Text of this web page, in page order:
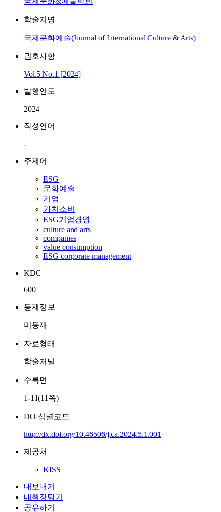
학술지명
국제문화예술(Journal of International Culture & Arts)
권호사항
Vol.5 No.1 [2024]
발행연도
2024
작성언어
-
주제어
ESG
문화예술
기업
가치소비
ESG기업경영
culture and arts
companies
value consumption
ESG corporate management
KDC
600
등재정보
미등재
자료형태
학술저널
수록면
1-11(11쪽)
DOI식별코드
http://dx.doi.org/10.46506/jica.2024.5.1.001
제공처
KISS
내보내기
내책장담기
공유하기